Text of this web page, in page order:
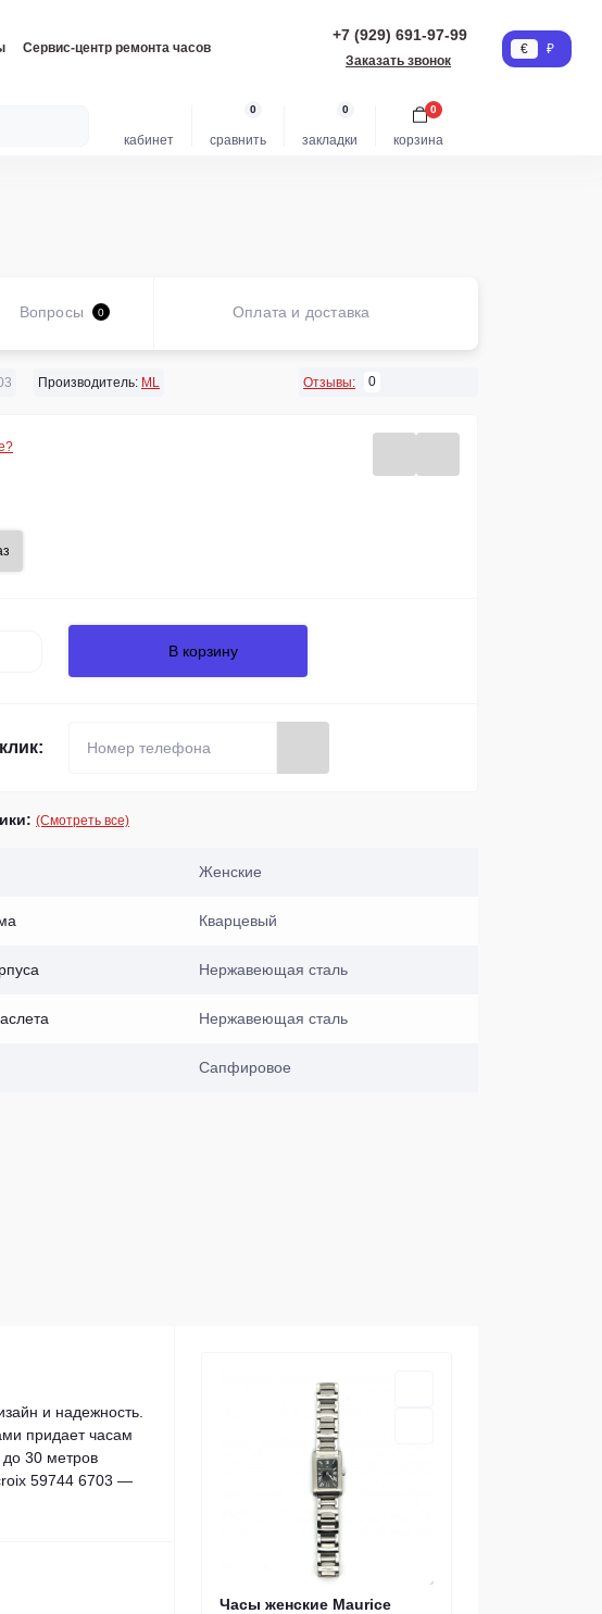
Сервис-центр ремонта часов
+7 (929) 691-97-99
Заказать звонок
€ ₽
кабинет сравнить
0
закладки
0
корзина
0
Вопросы 0 Оплата и доставка
Производитель: ML Отзывы: 0
В корзину
(Смотреть все)
Женские
Кварцевый
Нержавеющая сталь
Нержавеющая сталь
Сапфировое
и надежность.
придает часам
30 метров
59744 6703 —
Часы женские Maurice